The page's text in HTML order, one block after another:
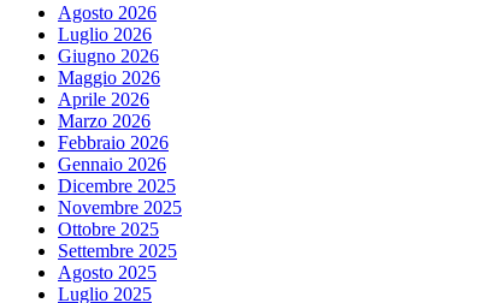
Agosto 2026
Luglio 2026
Giugno 2026
Maggio 2026
Aprile 2026
Marzo 2026
Febbraio 2026
Gennaio 2026
Dicembre 2025
Novembre 2025
Ottobre 2025
Settembre 2025
Agosto 2025
Luglio 2025